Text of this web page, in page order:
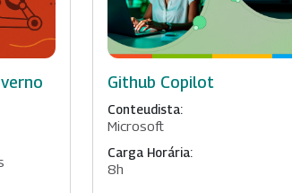
Github Copilot
Conteudista:
Microsoft
Carga Horária:
8h